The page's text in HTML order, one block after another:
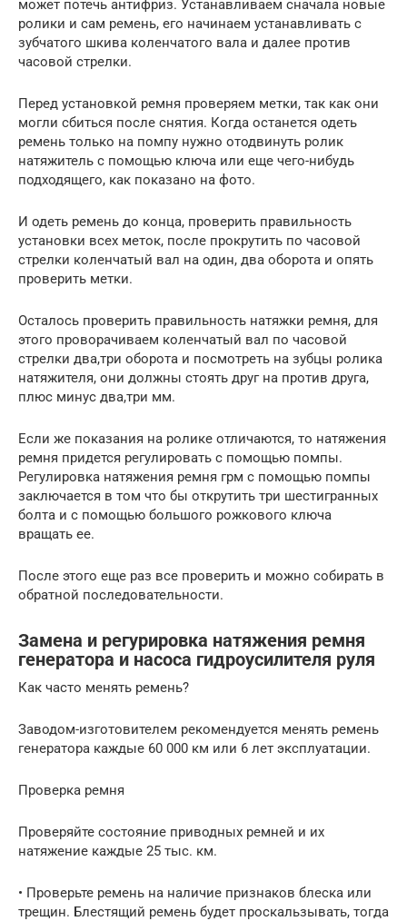
может потечь антифриз. Устанавливаем сначала новые
ролики и сам ремень, его начинаем устанавливать с
зубчатого шкива коленчатого вала и далее против
часовой стрелки.
Перед установкой ремня проверяем метки, так как они
могли сбиться после снятия. Когда останется одеть
ремень только на помпу нужно отодвинуть ролик
натяжитель с помощью ключа или еще чего-нибудь
подходящего, как показано на фото.
И одеть ремень до конца, проверить правильность
установки всех меток, после прокрутить по часовой
стрелки коленчатый вал на один, два оборота и опять
проверить метки.
Осталось проверить правильность натяжки ремня, для
этого проворачиваем коленчатый вал по часовой
стрелки два,три оборота и посмотреть на зубцы ролика
натяжителя, они должны стоять друг на против друга,
плюс минус два,три мм.
Если же показания на ролике отличаются, то натяжения
ремня придется регулировать с помощью помпы.
Регулировка натяжения ремня грм с помощью помпы
заключается в том что бы открутить три шестигранных
болта и с помощью большого рожкового ключа
вращать ее.
После этого еще раз все проверить и можно собирать в
обратной последовательности.
Замена и регурировка натяжения ремня
генератора и насоса гидроусилителя руля
Как часто менять ремень?
Заводом-изготовителем рекомендуется менять ремень
генератора каждые 60 000 км или 6 лет эксплуатации.
Проверка ремня
Проверяйте состояние приводных ремней и их
натяжение каждые 25 тыс. км.
• Проверьте ремень на наличие признаков блеска или
трещин. Блестящий ремень будет проскальзывать, тогда